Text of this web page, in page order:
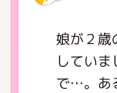
娘が２歳
してい
で…。あ
ミュー